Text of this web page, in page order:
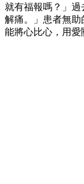
就有福報嗎？」
解痛。」患者無
能將心比心，用愛